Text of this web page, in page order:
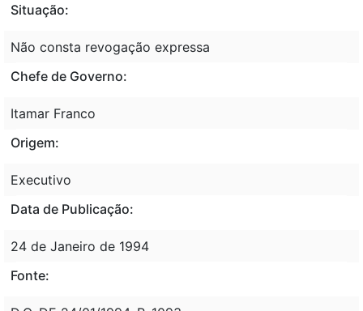
Situação:
Não consta revogação expressa
Chefe de Governo:
Itamar Franco
Origem:
Executivo
Data de Publicação:
24 de Janeiro de 1994
Fonte: